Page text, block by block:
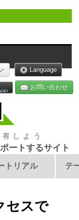
Language
お問い合わせ
しよう
ートするサイト
トリアル テ
セスで